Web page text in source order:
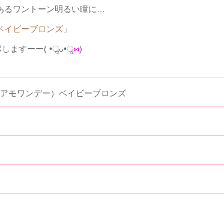
るワントーン明るい瞳に…
イビーブロンズ」
しますーー( •ॢᴗ•ॢ⋈)
モワンデー）ベイビーブロンズ